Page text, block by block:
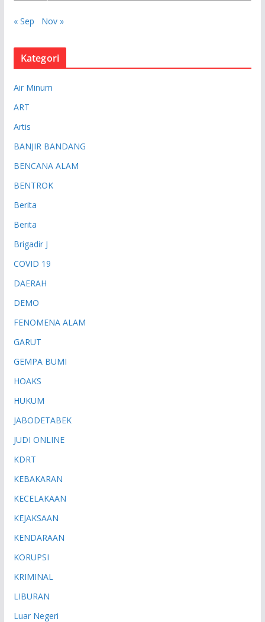
« Sep Nov »
Kategori
Air Minum
ART
Artis
BANJIR BANDANG
BENCANA ALAM
BENTROK
Berita
Berita
Brigadir J
COVID 19
DAERAH
DEMO
FENOMENA ALAM
GARUT
GEMPA BUMI
HOAKS
HUKUM
JABODETABEK
JUDI ONLINE
KDRT
KEBAKARAN
KECELAKAAN
KEJAKSAAN
KENDARAAN
KORUPSI
KRIMINAL
LIBURAN
Luar Negeri